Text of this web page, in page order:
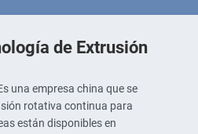
de Extrusión
una empresa china que se
rotativa continua para
están disponibles en